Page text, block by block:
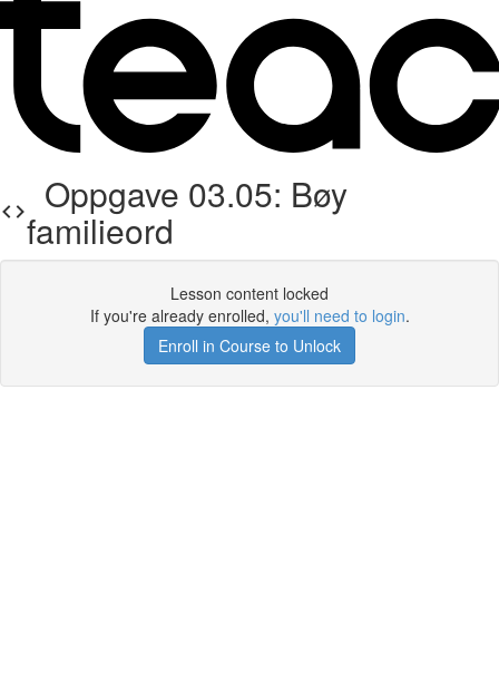
Oppgave 03.05: Bøy
familieord
Lesson content locked
If you're already enrolled, you'll need to login.
Enroll in Course to Unlock